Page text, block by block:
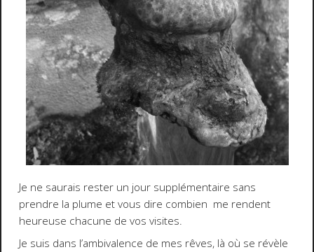
Je ne saurais rester un jour supplémentaire sans
prendre la plume et vous dire combien me rendent
heureuse chacune de vos visites.
Je suis dans l’ambivalence de mes rêves, là où se révèle